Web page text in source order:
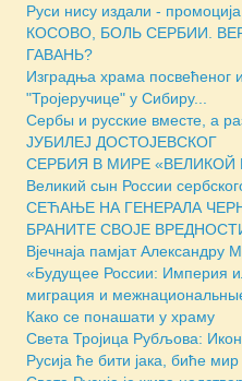
Руси нису издали -
КОСОВО, БОЛЬ СЕРБИИ.
ГАВАНЬ?
Изградња храма посвећеног
"Тројеручице" у Сибиру...
Сербы и русские вместе, а
ЈУБИЛЕЈ ДОСТОЈЕВСКОГ
СЕРБИЯ В МИРЕ «ВЕЛИКОЙ
Великий сын России
СЕЋАЊЕ НА ГЕНЕРАЛА
БРАНИТЕ СВОЈЕ
Вјечнаја памјат Александру
«Будущее России: Империя
миграция и
Како се понашати у храму
Света Тројица Рубљова:
Русија ће бити јака, биће